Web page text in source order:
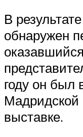
В
обнаружен
году он был
Мадридской
выставке.